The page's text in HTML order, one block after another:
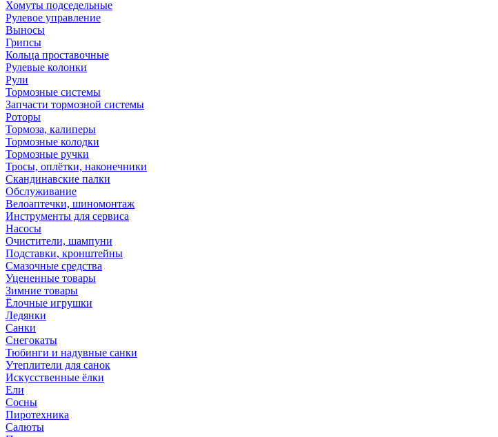
Хомуты подседельные
Рулевое управление
Выносы
Грипсы
Кольца проставочные
Рулевые колонки
Рули
Тормозные системы
Запчасти тормозной системы
Роторы
Тормоза, калиперы
Тормозные колодки
Тормозные ручки
Тросы, оплётки, наконечники
Скандинавские палки
Обслуживание
Велоаптечки, шиномонтаж
Инструменты для сервиса
Насосы
Очистители, шампуни
Подставки, кронштейны
Смазочные средства
Уцененные товары
Зимние товары
Ёлочные игрушки
Ледянки
Санки
Снегокаты
Тюбинги и надувные санки
Утеплители для санок
Искусственные ёлки
Ели
Сосны
Пиротехника
Салюты